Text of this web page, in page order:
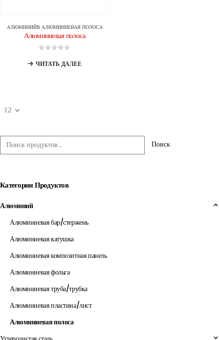
АЛЮМИНИЙВ АЛЮМИНИЕВАЯ ПОЛОСА
Алюминиевая полоса
ЧИТАТЬ ДАЛЕЕ
Поиск
Категории Продуктов
Алюминий
Алюминиевая бар/стержень
Алюминиевая катушка
Алюминиевая композитная панель
Алюминиевая фольга
Алюминиевая труба/трубка
Алюминиевая пластина/лист
Алюминиевая полоса